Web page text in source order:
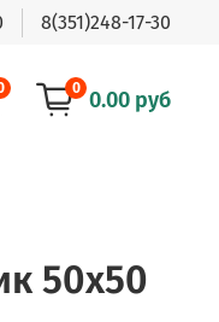
8(351)248-17-30
0 0.00 руб
50х50